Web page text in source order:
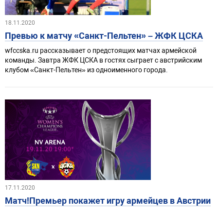
18.11.2020
Превью к матчу «Санкт-Пельтен» – ЖФК ЦСКА
wfccska.ru рассказывает о предстоящих матчах армейской
команды. Завтра ЖФК ЦСКА в гостях сыграет с австрийским
клубом «Санкт-Пельтен» из одноименного города.
17.11.2020
Матч!Премьер покажет игру армейцев в Австрии